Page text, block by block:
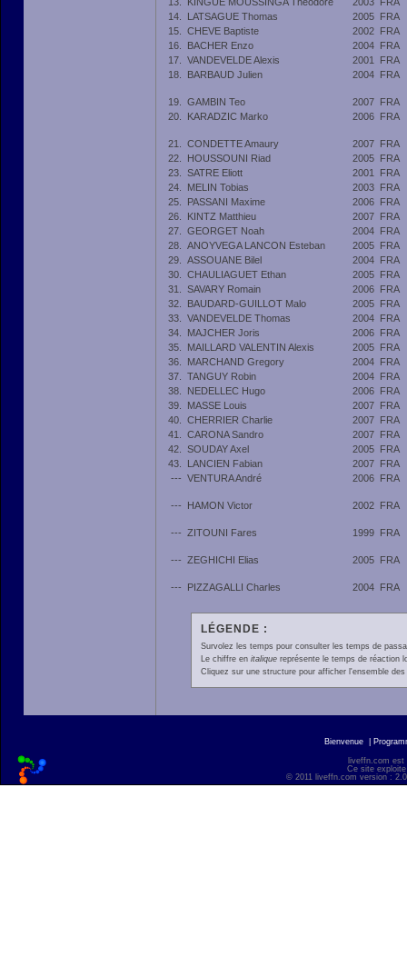
14.
LATSAGUE Thomas 2005 FRA
15.
CHEVE Baptiste 2002 FRA
16.
BACHER Enzo 2004 FRA
17.
VANDEVELDE Alexis 2001
FRA
18.
BARBAUD Julien 2004 FRA
19. GAMBIN Teo 2007 FRA
20.
KARADZIC Marko 2006 FRA
21. CONDETTE Amaury 2007 FRA
22.
HOUSSOUNI Riad 2005 FRA
23.
SATRE Eliott 2001
FRA
24.
MELIN Tobias 2003 FRA
25.
PASSANI Maxime 2006 FRA
26.
KINTZ Matthieu 2007 FRA
27.
GEORGET Noah 2004 FRA
28.
ANOYVEGA LANCON Esteban 2005 FRA
29.
ASSOUANE Bilel 2004 FRA
30.
CHAULIAGUET Ethan 2005 FRA
31.
SAVARY Romain 2006 FRA
32.
BAUDARD-GUILLOT Malo 2005 FRA
33.
VANDEVELDE Thomas 2004 FRA
34.
MAJCHER Joris 2006 FRA
35.
MAILLARD VALENTIN Alexis 2005 FRA
36.
MARCHAND Gregory 2004 FRA
37.
TANGUY Robin 2004 FRA
38.
NEDELLEC Hugo 2006 FRA
39.
MASSE Louis 2007 FRA
40.
CHERRIER Charlie 2007 FRA
41.
CARONA Sandro 2007 FRA
42.
SOUDAY Axel 2005 FRA
43.
LANCIEN Fabian 2007 FRA
--- VENTURA André 2006 FRA
--- HAMON Victor 2002 FRA
--- ZITOUNI Fares 1999 FRA
--- ZEGHICHI Elias 2005 FRA
--- PIZZAGALLI Charles 2004 FRA
LÉGENDE :
Survolez les temps pour consulter les temps de
Le chiffre en italiquereprésente le temps de réaction
Cliquez sur une structure pour afficher l'ensemble
Bienvenue
liveffn.com est
Ce site
© 2011 liveffn.com version :